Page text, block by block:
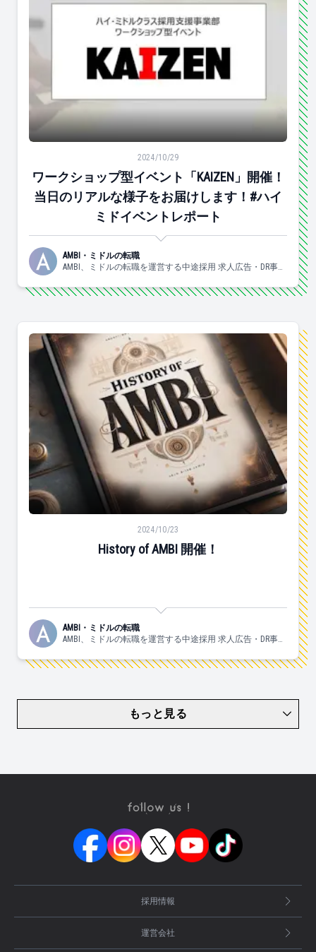
ワークショップ型イベント「KAIZEN」開催！当日のリ
2024/10/29
ワークショップ型イベント「KAIZEN」開催！
当日のリアルな様子をお届けします！#ハイ
ミドイベントレポート
AMBI・ミドルの転職
AMBI、ミドルの転職を運営する中途採用 求人広告・DR事業
2024/10/23
History of AMBI 開催！
AMBI・ミドルの転職
AMBI、ミドルの転職を運営する中途採用 求人広告・DR事業
もっと見る
採用情報
運営会社